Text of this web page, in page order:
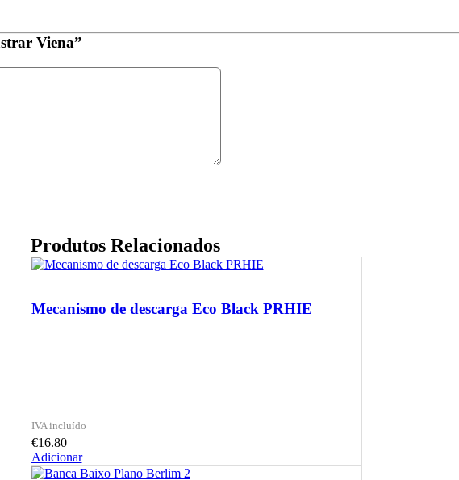
Viena”
Produtos Relacionados
Mecanismo de descarga Eco Black PRHIE
€16.80
Adicionar